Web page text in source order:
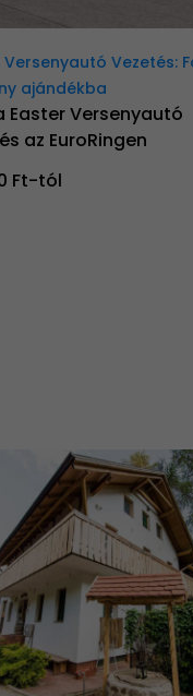
Versenyautó Vezetés:
ajándékba
Easter Versenyautó
az EuroRingen
Ft-tól